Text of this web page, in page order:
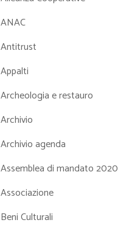
ANAC
Antitrust
Appalti
Archeologia e restauro
Archivio
Archivio agenda
Assemblea di mandato 2020
Associazione
Beni Culturali